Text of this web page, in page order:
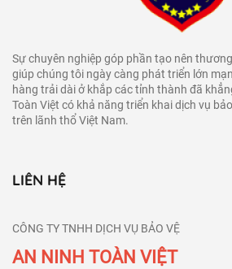
Sự chuyên nghiệp góp phần tạo nên
giúp chúng tôi ngày càng phát triển lớn
hàng trải dài ở khắp các tỉnh thành đã
Toàn Việt có khả năng triển khai dịch vụ
trên lãnh thổ Việt Nam.
LIÊN HỆ
CÔNG TY TNHH DỊCH VỤ BẢO VỆ
AN NINH TOÀN VIỆT